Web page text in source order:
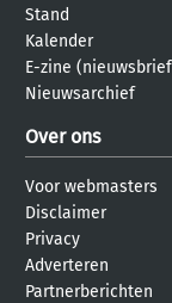
Stand
Kalender
E-zine
Nieuwsarchief
Over ons
Voor webmasters
Disclaimer
Privacy
Adverteren
Partnerberichten